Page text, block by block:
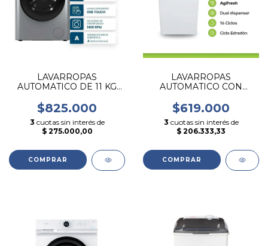
LAVARROPAS
AUTOMATICO DE 11 KG
CARGA FRONTAL GRIS
$825.000
3 cuotas sin interés de
$ 275.000,00
LAVARROPAS
AUTOMATICO CON
SUPERIOR ESLABON DE
LUJO
$619.000
3 cuotas sin interés de
$ 206.333,33